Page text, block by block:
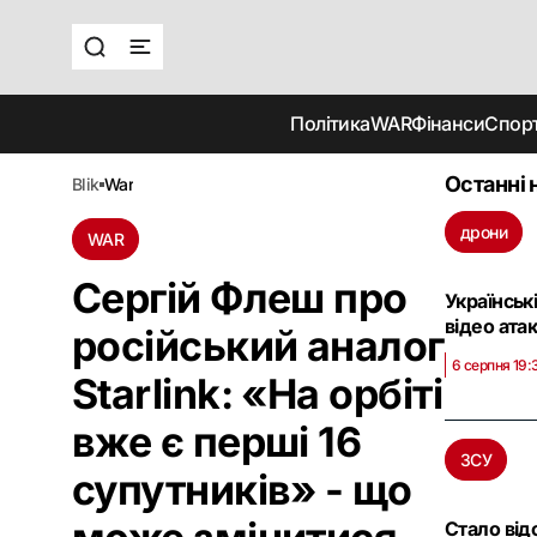
ПолітикаWARФінанси
blik war
WAR
Сергій Флеш про
російський аналог
Starlink: «На орбіті
вже є перші 16
супутників» - що
Останні
дрони
відео
6 серпня
ЗСУ
Стало